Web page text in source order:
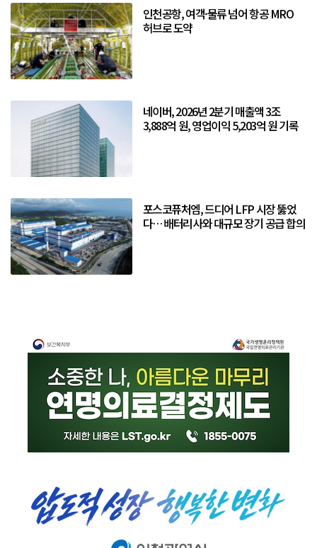
인천공항, 여객·물류 넘어 항공 MRO
허브로 도약
네이버, 2026년 2분기 매출액 3조
3,888억 원, 영업이익 5,203억 원 기록
포스코퓨처엠, 드디어 LFP 시장 뚫었
다… 배터리사와 대규모 장기 공급 합의